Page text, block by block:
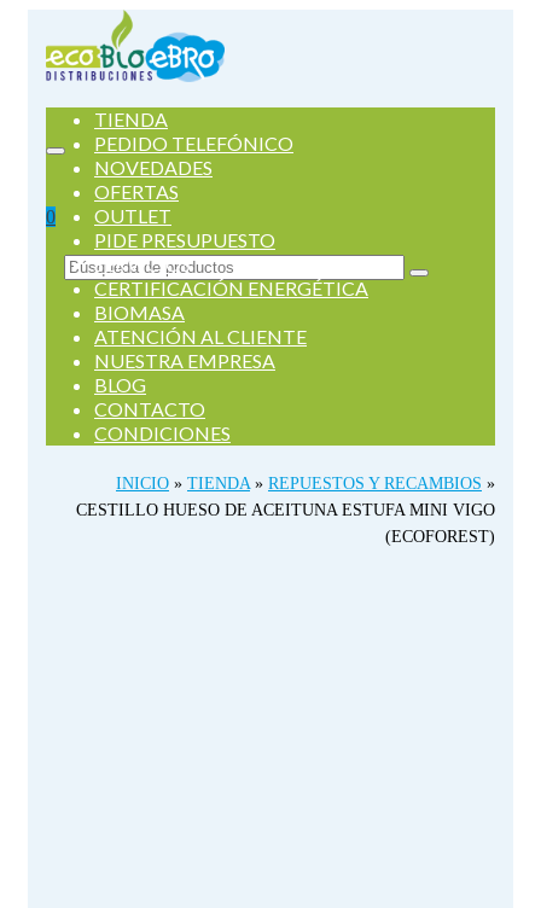
0
Buscar
por:
TIENDA
PEDIDO TELEFÓNICO
NOVEDADES
OFERTAS
OUTLET
PIDE PRESUPUESTO
SERVICIOS
CERTIFICACIÓN ENERGÉTICA
BIOMASA
ATENCIÓN AL CLIENTE
NUESTRA EMPRESA
BLOG
CONTACTO
CONDICIONES
INICIO » TIENDA » REPUESTOS Y RECAMBIOS »
CESTILLO HUESO DE ACEITUNA ESTUFA MINI VIGO
(ECOFOREST)